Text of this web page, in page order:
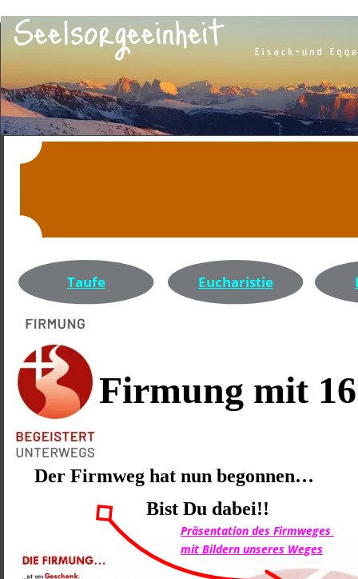
Firmung mit
Der Firmweg hat nun begonnen…
Bist Du dabei!!
Präsentation des Firmweges
mit Bildern unseres Weges
Taufe Eucharistie